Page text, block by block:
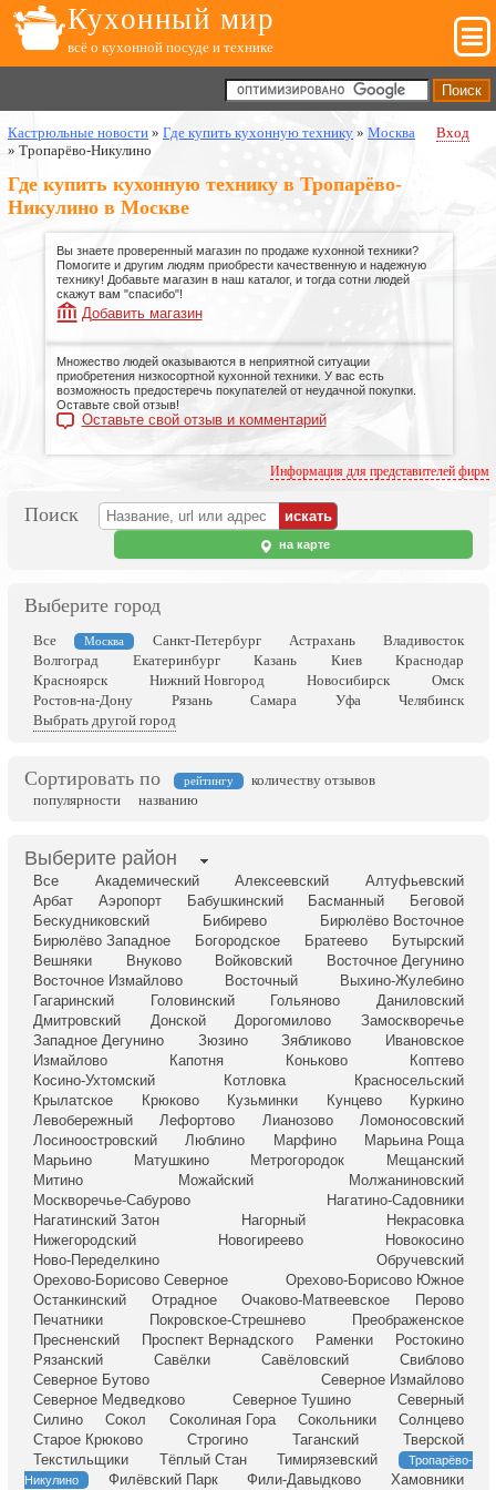
Кухонный мир
всё о кухонной посуде и технике
Кастрюльные новости » Где купить кухонную технику » Москва
» Тропарёво-Никулино
Вход
Где купить кухонную технику в Тропарёво-
Никулино в Москве
Вы знаете проверенный магазин по продаже кухонной техники?
Помогите и другим людям приобрести качественную и надежную
технику! Добавьте магазин в наш каталог, и тогда сотни людей
скажут вам "спасибо"!
Добавить магазин
Множество людей оказываются в неприятной ситуации
приобретения низкосортной кухонной техники. У вас есть
возможность предостеречь покупателей от неудачной покупки.
Оставьте свой отзыв!
Оставьте свой отзыв и комментарий
Информация для представителей фирм
Поиск
на карте
Выберите город
Все Москва Санкт-Петербург Астрахань
Владивосток
Волгоград
Екатеринбург Казань Киев
Краснодар
Красноярск
Нижний Новгород Новосибирск
Омск
Ростов-на-Дону
Рязань Самара Уфа
Челябинск
Выбрать другой город
Сортировать по рейтингу
количеству отзывов
популярности
названию
Выберите район
Все Академический Алексеевский
Алтуфьевский
Арбат
Аэропорт Бабушкинский Басманный
Беговой
Бескудниковский
Бибирево
Бирюлёво Восточное
Бирюлёво Западное
Богородское Братеево
Бутырский
Вешняки
Внуково Войковский
Восточное Дегунино
Восточное Измайлово
Восточный
Выхино-Жулебино
Гагаринский
Головинский Гольяново
Даниловский
Дмитровский
Донской Дорогомилово
Замоскворечье
Западное Дегунино
Зюзино Зябликово
Ивановское
Измайлово
Капотня Коньково
Коптево
Косино-Ухтомский
Котловка
Красносельский
Крылатское
Крюково Кузьминки Кунцево
Куркино
Левобережный
Лефортово Лианозово
Ломоносовский
Лосиноостровский
Люблино Марфино
Марьина Роща
Марьино
Матушкино Метрогородок
Мещанский
Митино
Можайский
Молжаниновский
Москворечье-Сабурово
Нагатино-Садовники
Нагатинский Затон
Нагорный
Некрасовка
Нижегородский
Новогиреево
Новокосино
Ново-Переделкино
Обручевский
Орехово-Борисово Северное
Орехово-Борисово Южное
Останкинский
Отрадное Очаково-Матвеевское
Перово
Печатники
Покровское-Стрешнево
Преображенское
Пресненский
Проспект Вернадского Раменки
Ростокино
Рязанский
Савёлки Савёловский
Свиблово
Северное Бутово
Северное Измайлово
Северное Медведково
Северное Тушино
Северный
Силино
Сокол Соколиная Гора Сокольники
Солнцево
Старое Крюково
Строгино Таганский
Тверской
Текстильщики
Тёплый Стан Тимирязевский
Тропарёво-
Никулино
Филёвский Парк Фили-Давыдково Хамовники